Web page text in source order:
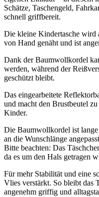
Schätze, Taschengeld,
schnell griffbereit.
Die kleine Kindertasche wird
von Hand genäht und ist
Dank der Baumwollkordel
werden, während der
geschützt bleibt.
Das eingearbeitete
und macht den Brustbeutel
Kinder.
Die Baumwollkordel ist lange
an die Wunschlänge
Bitte beachten: Das
da es um den Hals getragen
Für mehr Stabilität und eine
Vlies verstärkt. So bleibt das
angenehm griffig und